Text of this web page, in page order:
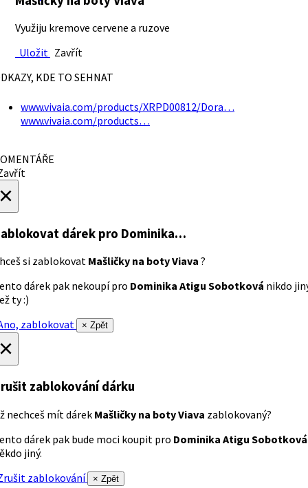
Využiju kremove cervene a ruzove
Uložit Zavřít
KDE TO SEHNAT
www.vivaia.com/products/XRPD00812/Dora…
www.vivaia.com/products…
dárek pro Dominika…
si zablokovat Mašličky na boty Viava ?
dárek pak nekoupí pro Dominika Atigu Sobotková nikdo
ty :)
zablokovat
× Zpět
zablokování dárku
nechceš mít dárek Mašličky na boty Viava zablokovaný?
dárek pak bude moci koupit pro Dominika Atigu Sobotková
jiný.
zablokování
× Zpět